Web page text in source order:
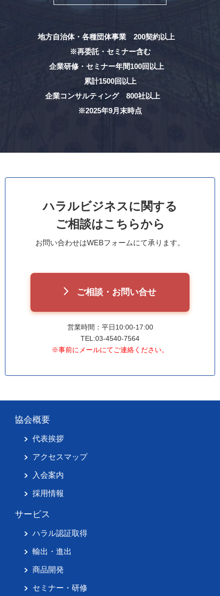
地方自治体・各種団体事業 200契約以上
※再委託・セミナー含む
企業研修・セミナー年間100回以上
累計1500回以上
企業コンサルティング 800社以上
※2025年9月末時点
ハラルビジネスに関する
ご相談はこちらから
お問い合わせはWEBフォームにて承ります。
ご相談・お問い合せ
営業時間：平日10:00-17:00
TEL:03-4540-7564
※事前にメールにてご連絡ください。
協会概要
代表挨拶
アクセスマップ
入会案内
採用情報
サービス
ハラル認証取得
輸出・進出
商品開発
セミナー・研修